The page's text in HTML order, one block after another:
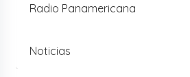
Radio Panamericana
Noticias